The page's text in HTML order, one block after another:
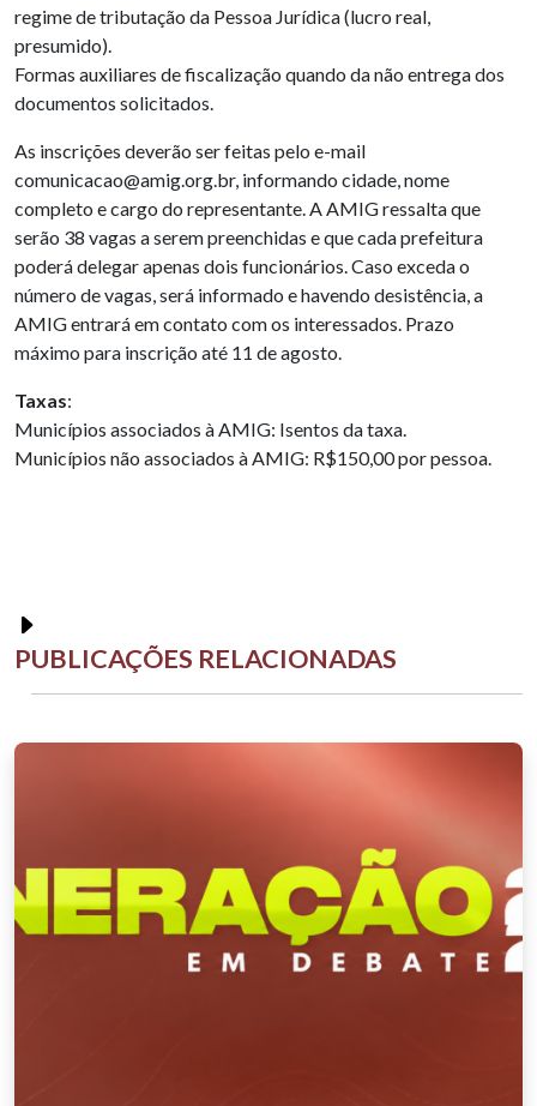
regime de tributação da Pessoa Jurídica (lucro real,
presumido).
Formas auxiliares de fiscalização quando da não entrega dos
documentos solicitados.
As inscrições deverão ser feitas pelo e-mail
comunicacao@amig.org.br, informando cidade, nome
completo e cargo do representante. A AMIG ressalta que
serão 38 vagas a serem preenchidas e que cada prefeitura
poderá delegar apenas dois funcionários. Caso exceda o
número de vagas, será informado e havendo desistência, a
AMIG entrará em contato com os interessados. Prazo
máximo para inscrição até 11 de agosto.
Taxas:
Municípios associados à AMIG: Isentos da taxa.
Municípios não associados à AMIG: R$150,00 por pessoa.
PUBLICAÇÕES RELACIONADAS